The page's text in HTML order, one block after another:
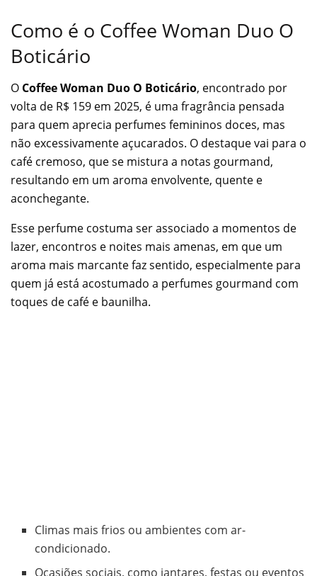
Como é o Coffee Woman Duo O
Boticário
O Coffee Woman Duo O Boticário, encontrado por
volta de R$ 159 em 2025, é uma fragrância pensada
para quem aprecia perfumes femininos doces, mas
não excessivamente açucarados. O destaque vai para o
café cremoso, que se mistura a notas gourmand,
resultando em um aroma envolvente, quente e
aconchegante.
Esse perfume costuma ser associado a momentos de
lazer, encontros e noites mais amenas, em que um
aroma mais marcante faz sentido, especialmente para
quem já está acostumado a perfumes gourmand com
toques de café e baunilha.
Climas mais frios ou ambientes com ar-
condicionado.
Ocasiões sociais, como jantares, festas ou eventos